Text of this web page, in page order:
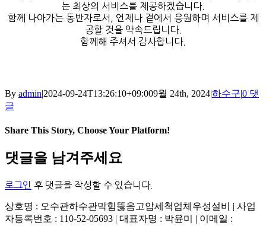
는 최상의 서비스를 제공하겠습니다.
함께 나아가는 동반자로서, 언제나 곁에서 응원하며 서비스를 제
공할 것을 약속드립니다.
함께해 주셔서 감사합니다.
By admin|2024-09-24T13:26:10+09:009월 24th, 2024|하수구|0 댓
글
Share This Story, Choose Your Platform!
Facebook
X
Reddit
LinkedIn
Tumblr
Pinterest
Vk
이
메
댓글을 남겨주세요
로그인 후 댓글을 작성할 수 있습니다.
상호명 : 오수관하수관막힘뚫음고압세척업체우성설비 | 사업
자등록번호 : 110-52-05693 | 대표자명 : 박윤미 | 이메일 :